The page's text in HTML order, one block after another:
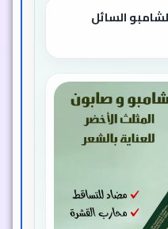
السائل